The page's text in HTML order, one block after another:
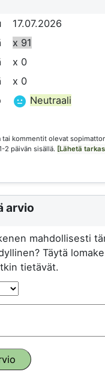
17.07.2026
x 91
x 0
x 0
Neutraali
kommentit olevat
2 päivän sisällä. [Lähetä
arvio
mahdollisesti
Täytä
tietävät.